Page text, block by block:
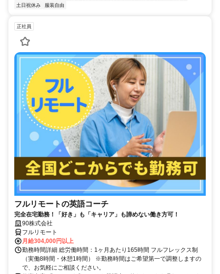
土日祝休み
服装自由
正社員
フルリモートの英語コーチ
完全在宅勤務！「好き」も「キャリア」も諦めない働き方可！
90株式会社
フルリモート
月給304,000円以上
勤務時間詳細 総労働時間：1ヶ月あたり165時間 フルフレックス制
（実働8時間・休憩1時間） ※勤務時間はご希望第一で調整しますの
で、お気軽にご相談ください。